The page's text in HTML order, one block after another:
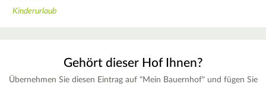
Kinderurlaub
Gehört dieser Hof Ihnen?
Übernehmen Sie diesen Eintrag auf "Mein Bauernhof" und fügen Sie